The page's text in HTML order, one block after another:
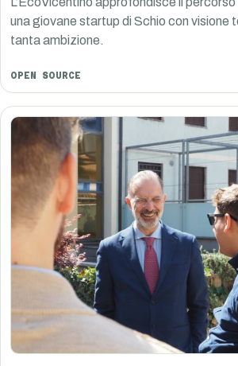
una giovane startup di Schio con visione
tanta ambizione.
OPEN SOURCE